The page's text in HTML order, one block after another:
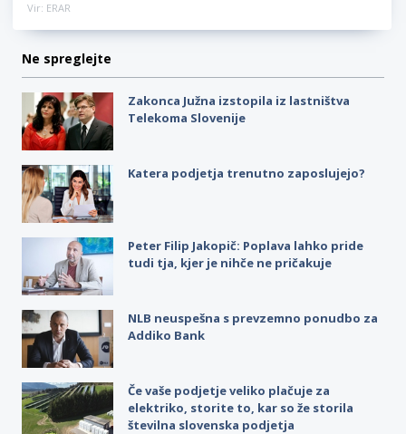
Vir: ERAR
Ne spreglejte
Zakonca Južna izstopila iz lastništva
Telekoma Slovenije
Katera podjetja trenutno zaposlujejo?
Peter Filip Jakopič: Poplava lahko pride
tudi tja, kjer je nihče ne pričakuje
NLB neuspešna s prevzemno ponudbo za
Addiko Bank
Če vaše podjetje veliko plačuje za
elektriko, storite to, kar so že storila
številna slovenska podjetja